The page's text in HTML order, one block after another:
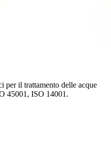
per il trattamento delle acque
45001, ISO 14001.